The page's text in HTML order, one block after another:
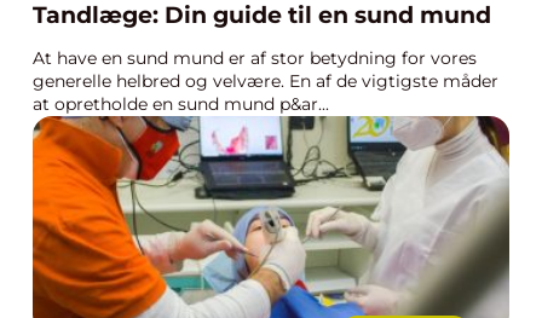
Tandlæge: Din guide til en sund mund
At have en sund mund er af stor betydning for vores
generelle helbred og velvære. En af de vigtigste måder
at opretholde en sund mund p&ar...